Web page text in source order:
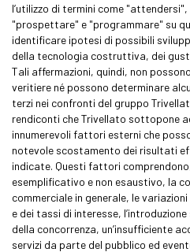
l’utilizzo di termini come
"prospettare" e "programmare" su
identificare ipotesi di possibili
della tecnologia costruttiva, dei
Tali affermazioni, quindi, non
veritiere né possono determinare
terzi nei confronti del gruppo
rendiconti che Trivellato sottopone
innumerevoli fattori esterni che
notevole scostamento dei risultati
indicate. Questi fattori
esemplificativo e non esaustivo, la
commerciale in generale, le
e dei tassi di interesse,
della concorrenza, un’insufficiente
servizi da parte del pubblico ed